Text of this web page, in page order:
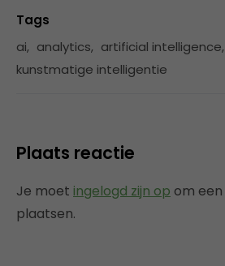
Tags
ai, analytics, artificial intelligence,
kunstmatige intelligentie
Plaats reactie
Je moet ingelogd zijn op om
plaatsen.